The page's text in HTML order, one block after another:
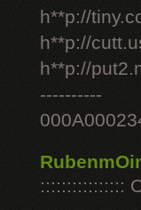
h**p://
h**p://
h**p://
----------
::::::::::::::::